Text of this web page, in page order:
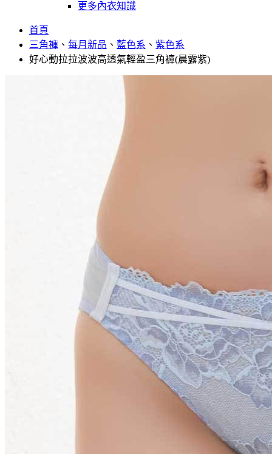
更多內衣知識
首頁
三角褲 、 每月新品 、 藍色系 、 紫色系
好心動拉拉波波高透氣輕盈三角褲(晨露紫)